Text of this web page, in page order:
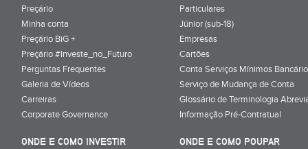
Preçário
Minha conta
Preçário BiG +
Preçário #Investe_no_Futuro
Perguntas Frequentes
Galeria de Vídeos
Carreiras
Corporate Governance
Particulares
Júnior (sub-18)
Empresas
Cartões
Conta Serviços Mínimos
Serviço de Mudança de Conta
Glossário de Terminologia
Informação Pré-Contratual
ONDE E COMO INVESTIR
ONDE E COMO POUPAR